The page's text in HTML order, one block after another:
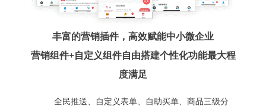
丰富的营销插件，高效赋能中小微企业
营销组件+自定义组件自由搭建个性化功能最大程
度满足
全民推送、自定义表单、自助买单、商品三级分